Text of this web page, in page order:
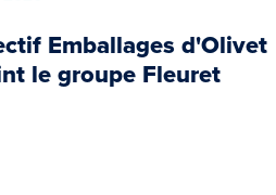
Emballages d'Olivet
le groupe Fleuret